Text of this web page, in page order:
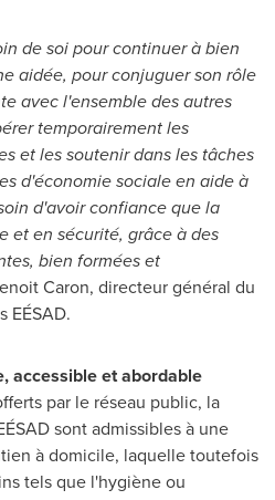
de soi pour continuer à bien
aidée, pour conjuguer son rôle
avec l'ensemble des autres
temporairement les
et les soutenir dans les tâches
d'économie sociale en aide à
d'avoir confiance que la
et en sécurité, grâce à des
bien formées et
Caron, directeur général du
EÉSAD.
accessible et abordable
par le réseau public, la
sont admissibles à une
à domicile, laquelle toutefois
tels que l'hygiène ou